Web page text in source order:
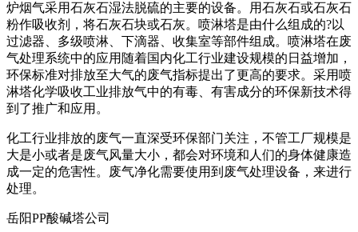
炉烟气采用石灰石湿法脱硫的主要的设备。用石灰石或石灰石
粉作吸收剂，将石灰石块或石灰。喷淋塔是由什么组成的?以
过滤器、多级喷淋、下滴器、收集室等部件组成。喷淋塔在废
气处理系统中的应用随着国内化工行业建设规模的日益增加，
环保标准对排放至大气的废气指标提出了更高的要求。采用喷
淋塔化学吸收工业排放气中的有毒、有害成分的环保新技术得
到了推广和应用。
化工行业排放的废气一直深受环保部门关注，不管工厂规模是
大是小或者是废气风量大小，都会对环境和人们的身体健康造
成一定的危害性。废气净化需要使用到废气处理设备，来进行
处理。
岳阳PP酸碱塔公司